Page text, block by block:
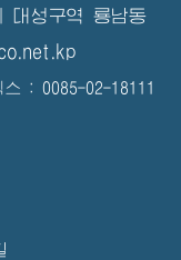
대성구역 룡남동
: 0085-02-18111